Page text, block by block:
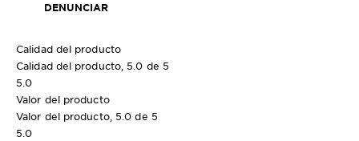
DENUNCIAR
Calidad del producto
Calidad del producto, 5.0 de 5
5.0
Valor del producto
Valor del producto, 5.0 de 5
5.0